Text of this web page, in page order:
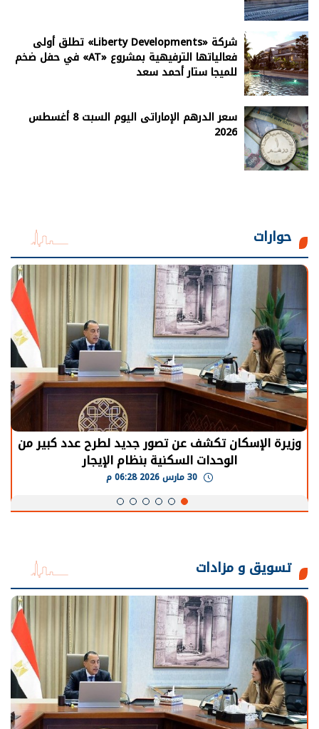
شركة «Liberty Developments» تطلق أولى
فعالياتها الترفيهية بمشروع «AT» في حفل ضخم
للميجا ستار أحمد سعد
سعر الدرهم الإماراتى اليوم السبت 8 أغسطس
2026
حوارات
وزيرة الإسكان تكشف عن تصور جديد لطرح عدد كبير من
الوحدات السكنية بنظام الإيجار
تسويق و مزادات